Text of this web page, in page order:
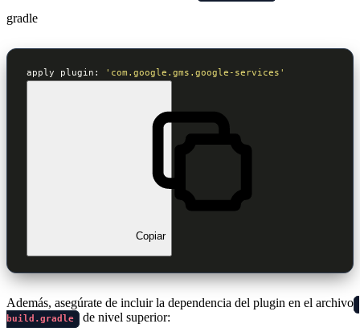
gradle
apply plugin: 'com.google.gms.google-services'
Copiar
Además, asegúrate de incluir la dependencia del plugin en el archivo
build.gradle
de nivel superior: